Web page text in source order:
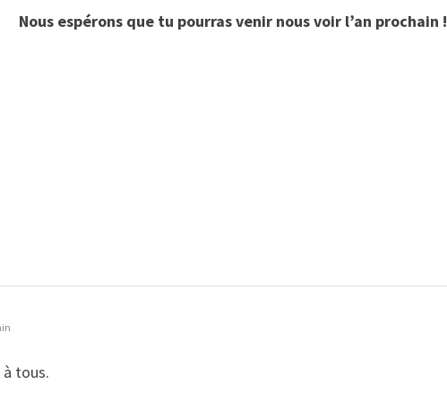
Nous espérons que tu pourras venir nous voir l’an prochain !
tous.